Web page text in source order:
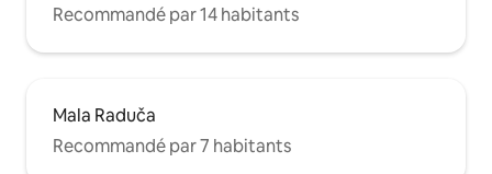
Recommandé par 14 habitants
Mala Raduča
Recommandé par 7 habitants